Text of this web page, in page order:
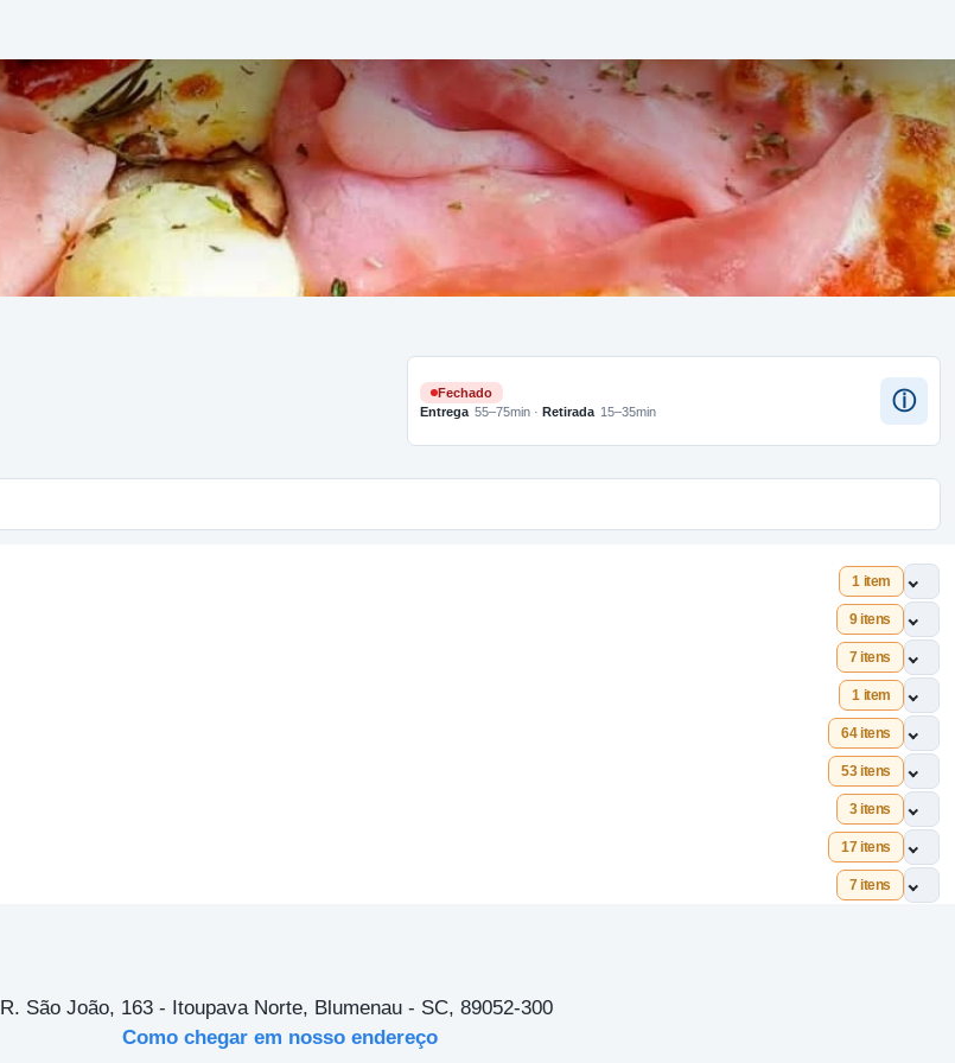
Fechado
Entrega 55–75min · Retirada 15–35min ⓘ
1 item
9 itens
7 itens
1 item
64 itens
53 itens
3 itens
17 itens
7 itens
R. São João, 163 - Itoupava Norte, Blumenau - SC, 89052-300
Como chegar em nosso endereço